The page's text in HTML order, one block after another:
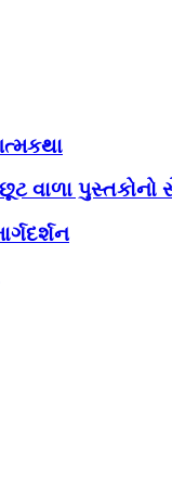
વાળા પુસ્તકોનો